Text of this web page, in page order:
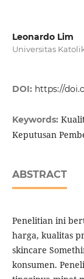
Leonardo Lim
Universitas
DOI: https://
Keywords:
Keputusan
ABSTRACT
Penelitian ini
harga, kualitas
skincare
konsumen.